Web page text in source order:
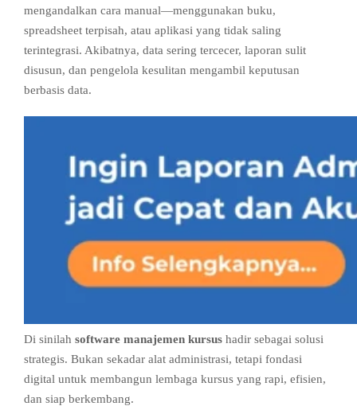
mengandalkan cara manual—menggunakan buku,
spreadsheet terpisah, atau aplikasi yang tidak saling
terintegrasi. Akibatnya, data sering tercecer, laporan sulit
disusun, dan pengelola kesulitan mengambil keputusan
berbasis data.
Di sinilah software manajemen kursus hadir sebagai solusi
strategis. Bukan sekadar alat administrasi, tetapi fondasi
digital untuk membangun lembaga kursus yang rapi, efisien,
dan siap berkembang.